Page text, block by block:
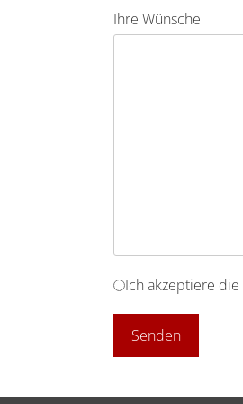
Ihre Wünsche
Ich akzeptiere die
Senden